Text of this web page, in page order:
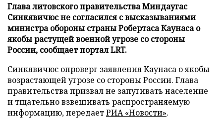
Глава литовского правительства Миндаугас
Синкявичюс не согласился с высказываниями
министра обороны страны Робертаса Каунаса о
якобы растущей военной угрозе со стороны
России, сообщает портал LRT.
Синкявичюс опроверг заявления Каунаса о якобы
возрастающей угрозе со стороны России. Глава
правительства призвал не запугивать население
и тщательно взвешивать распространяемую
информацию, передаетРИА «Новости».